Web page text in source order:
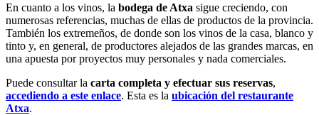
En cuanto a los vinos, la bodega de Atxa sigue creciendo, con
numerosas referencias, muchas de ellas de productos de la provincia.
También los extremeños, de donde son los vinos de la casa, blanco y
tinto y, en general, de productores alejados de las grandes marcas, en
una apuesta por proyectos muy personales y nada comerciales.
Puede consultar la carta completa y efectuar sus reservas,
accediendo a este enlace. Esta es la ubicación del restaurante
Atxa.